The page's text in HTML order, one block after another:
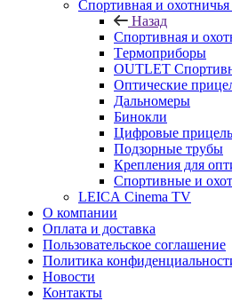
Спортивная и охотничья
Назад
Спортивная и
Tермоприборы
OUTLET
Оптические
Дальномеры
Бинокли
Цифровые
Подзорные трубы
Крепления для
Спортивные и
LEICA Cinema TV
О компании
Оплата и доставка
Пользовательское соглашение
Политика
Новости
Контакты